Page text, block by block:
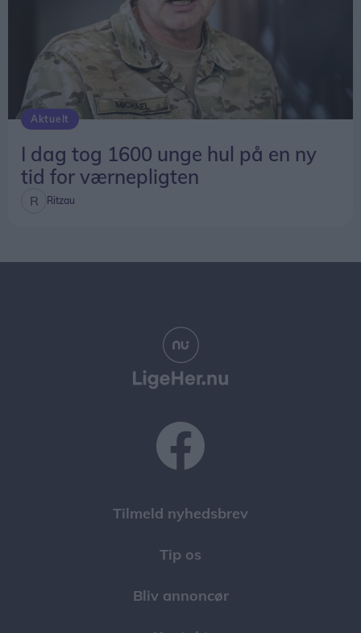
Aktuelt
I dag tog 1600 unge hul på en ny
tid for værnepligten
Ritzau
Tilmeld nyhedsbrev
Tip os
Bliv annoncør